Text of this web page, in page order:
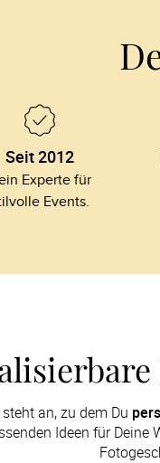
Seit 2012
Experte für
Events.
an, zu dem Du
Ideen für